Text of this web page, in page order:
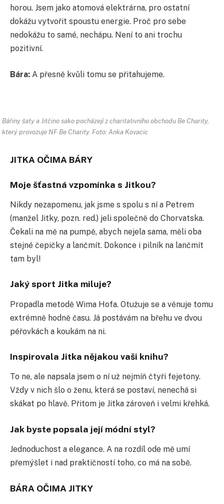
horou. Jsem jako atomová elektrárna, pro ostatní
dokážu vytvořit spoustu energie. Proč pro sebe
nedokážu to samé, nechápu. Není to ani trochu
pozitivní.
Bára: A přesně kvůli tomu se přitahujeme.
Bářiny šaty a Jitčino sako pocházejí z charitativního obchodu Be Charity,
který provozuje NF Be Charity. Foto: Anka Kovacic
JITKA OČIMA BÁRY
Moje šťastná vzpomínka s Jitkou?
Nikdy nezapomenu, jak jsme s spolu s ní a Petrem
(manžel Jitky, pozn. red.) jeli společně do Chorvatska.
Čekali na mě na pumpě, abych nejela sama, měli oba
stejné čepičky a lančmít. Dokonce i pilník na lančmít
tam byl!
Jaký sport Jitka miluje?
Propadla metodě Wima Hofa. Otužuje se a věnuje tomu
extrémně hodně času. Já postávám na břehu ve dvou
péřovkách a koukám na ni.
Inspirovala Jitka nějakou vaši knihu?
To ne, ale napsala jsem o ní už nejmíň čtyři fejetony.
Vždy v nich šlo o ženu, která se postaví, nenechá si
skákat po hlavě. Přitom je Jitka zároveň i velmi křehká.
Jak byste popsala její módní styl?
Jednoduchost a elegance. A na rozdíl ode mě umí
přemýšlet i nad praktičností toho, co má na sobě.
BÁRA OČIMA JITKY